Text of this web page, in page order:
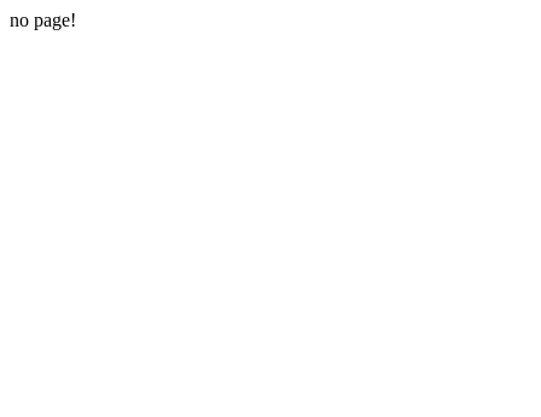
no page!